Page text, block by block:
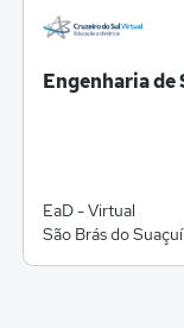
Engenharia de
EaD - Virtual
São Brás do